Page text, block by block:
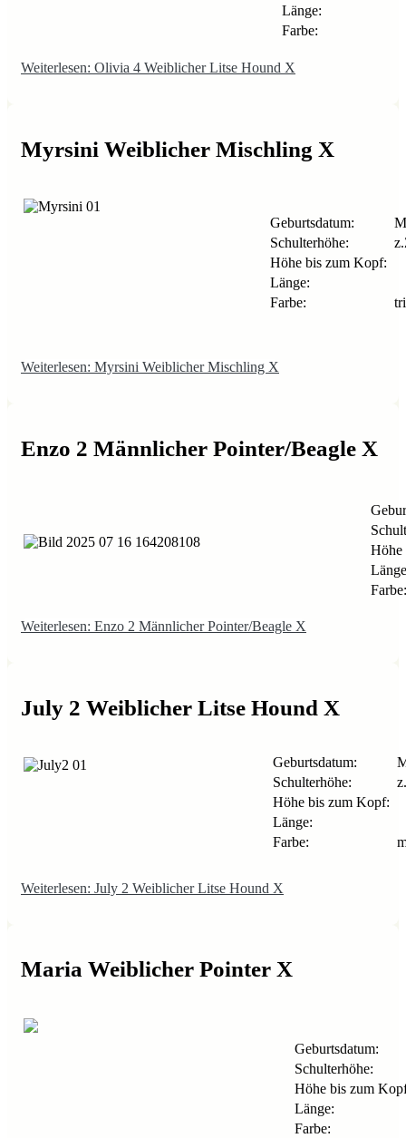
Länge:
Farbe:
Weiterlesen: Olivia 4 Weiblicher Litse Hound X
Myrsini Weiblicher Mischling X
Geburtsdatum:
Schulterhöhe:
Höhe bis zum Kopf:
Länge:
Farbe:
Weiterlesen: Myrsini Weiblicher Mischling X
Enzo 2 Männlicher Pointer/Beagle X
Höhe
Farbe:
Weiterlesen: Enzo 2 Männlicher Pointer/Beagle X
July 2 Weiblicher Litse Hound X
Geburtsdatum:
Schulterhöhe:
Höhe bis zum Kopf:
Länge:
Farbe:
Weiterlesen: July 2 Weiblicher Litse Hound X
Maria Weiblicher Pointer X
Geburtsdatum:
Schulterhöhe:
Höhe bis zum
Länge:
Farbe: